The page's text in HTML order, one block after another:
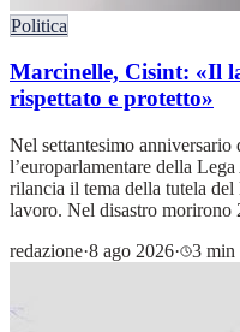
Politica
Marcinelle, Cisint: «Il
rispettato e protetto»
Nel settantesimo
l’europarlamentare della
rilancia il tema della tutela
lavoro. Nel disastro morirono
redazione·8 ago 2026· 3 min